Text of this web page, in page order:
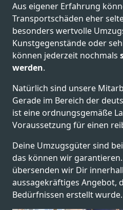
Aus eigener Erfahrung
Transportschäden eher
besonders wertvolle
Kunstgegenstände oder
können jederzeit nochmals
werden.
Natürlich sind unsere
Gerade im Bereich der
ist eine ordnungsgemäße
Voraussetzung für einen
Deine Umzugsgüter sind bei
das können wir
übersenden wir Dir
aussagekräftiges Angebot,
Bedürfnissen erstellt wurde.